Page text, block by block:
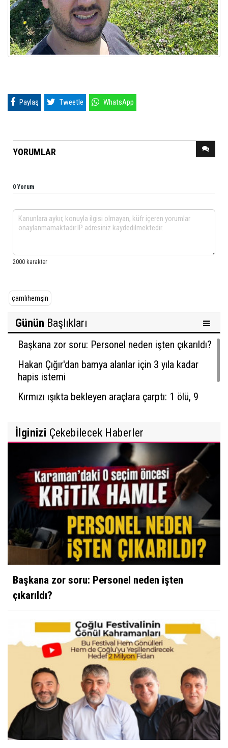
Paylaş Tweetle WhatsApp
YORUMLAR
0 Yorum
çamlıhemşin
Günün Başlıkları
Başkana zor soru: Personel neden işten çıkarıldı?
Hakan Çığır'dan bamya alanlar için 3 yıla kadar
hapis istemi
Kırmızı ışıkta bekleyen araçlara çarptı: 1 ölü, 9
İlginizi Çekebilecek Haberler
Başkana zor soru: Personel neden işten
çıkarıldı?